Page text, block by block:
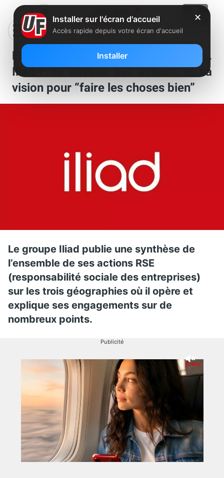
Environnement, société, emploi…
Iliad/Free dévoile ses actions et sa
vision pour “faire les choses bien”
Le groupe Iliad publie une synthèse de
l’ensemble de ses actions RSE
(responsabilité sociale des entreprises)
sur les trois géographies où il opère et
explique ses engagements sur de
nombreux points.
Publicité
✕
Installer sur l'écran d'accueil
Accès rapide depuis votre écran d'accueil
Installer